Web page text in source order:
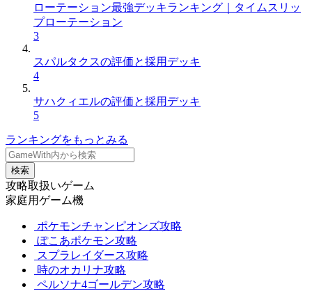
ローテーション最強デッキランキング｜タイムスリッ
プローテーション
3
スパルタクスの評価と採用デッキ
4
サハクィエルの評価と採用デッキ
5
ランキングをもっとみる
検索
攻略取扱いゲーム
家庭用ゲーム機
ポケモンチャンピオンズ攻略
ぽこあポケモン攻略
スプラレイダース攻略
時のオカリナ攻略
ペルソナ4ゴールデン攻略